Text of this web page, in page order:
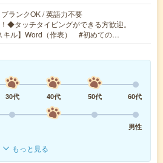
ランクOK / 英語力不要
◆タッチタイピングができる方歓迎。
キル】Word（作表） #初めての…
30代 40代 50代
60代
男性
もっと見る